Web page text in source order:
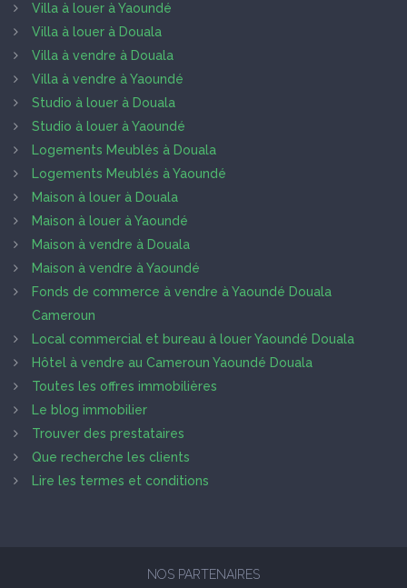
Villa à louer à Yaoundé
Villa à louer à Douala
Villa à vendre à Douala
Villa à vendre à Yaoundé
Studio à louer à Douala
Studio à louer à Yaoundé
Logements Meublés à Douala
Logements Meublés à Yaoundé
Maison à louer à Douala
Maison à louer à Yaoundé
Maison à vendre à Douala
Maison à vendre à Yaoundé
Fonds de commerce à vendre à Yaoundé Douala
Cameroun
Local commercial et bureau à louer Yaoundé Douala
Hôtel à vendre au Cameroun Yaoundé Douala
Toutes les offres immobilières
Le blog immobilier
Trouver des prestataires
Que recherche les clients
Lire les termes et conditions
NOS PARTENAIRES